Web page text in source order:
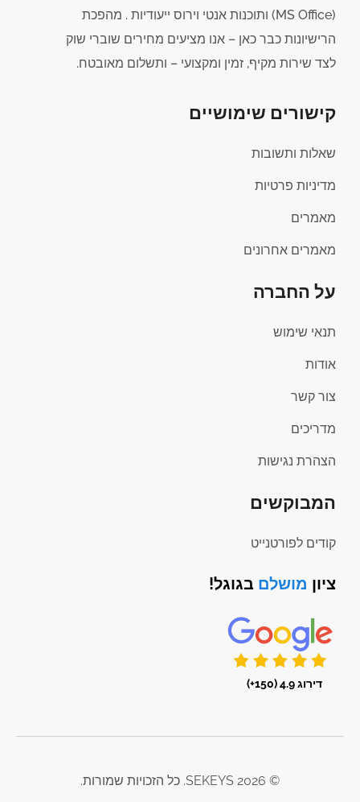
(MS Office) ותוכנות אנטי וירוס ייעודיות . מהפכת
הרישיונות כבר כאן – אנו מציעים מחירים שוברי שוק
לצד שירות מקיף, זמין ומקצועי – ותשלום מאובטח.
קישורים שימושיים
שאלות ותשובות
מדיניות פרטיות
מאמרים
מאמרים אחרונים
על החברה
תנאי שימוש
אודות
צור קשר
מדריכים
הצהרת נגישות
המבוקשים
קודים לפורטנייט
ציון מושלם בגוגל!
דירוג 4.9 (150+)
© 2026 SEKEYS. כל הזכויות שמורות.